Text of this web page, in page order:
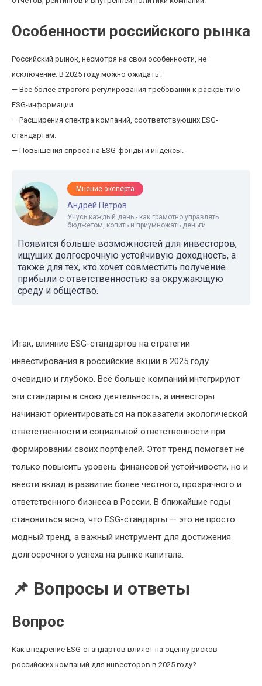
Особенности российского рынка
Российский рынок, несмотря на свои особенности, не
исключение. В 2025 году можно ожидать:
— Всё более строгого регулирования требований к раскрытию
ESG-информации.
— Расширения спектра компаний, соответствующих ESG-
стандартам.
— Повышения спроса на ESG-фонды и индексы.
Мнение эксперта
Андрей Петров
Учусь каждый день - как грамотно управлять
бюджетом, копить и приумножать деньги
Появится больше возможностей для инвесторов,
ищущих долгосрочную устойчивую доходность, а
также для тех, кто хочет совместить получение
прибыли с ответственностью за окружающую
среду и общество.
Итак, влияние ESG-стандартов на стратегии
инвестирования в российские акции в 2025 году
очевидно и глубоко. Всё больше компаний интегрируют
эти стандарты в свою деятельность, а инвесторы
начинают ориентироваться на показатели экологической
ответственности и социальной ответственности при
формировании своих портфелей. Этот тренд помогает не
только повысить уровень финансовой устойчивости, но и
внести вклад в развитие более честного, прозрачного и
ответственного бизнеса в России. В ближайшие годы
становиться ясно, что ESG-стандарты — это не просто
модный тренд, а важный инструмент для достижения
долгосрочного успеха на рынке капитала.
📌 Вопросы и ответы
Вопрос
Как внедрение ESG-стандартов влияет на оценку рисков
российских компаний для инвесторов в 2025 году?